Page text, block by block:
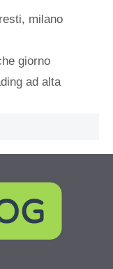
, milano
giorno
ad alta